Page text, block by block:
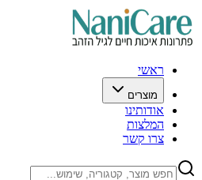
ראשי
מוצרים
אודותינו
המלצות
צרו קשר